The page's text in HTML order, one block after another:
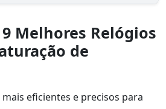
Melhores Relógios
de
eficientes e precisos para